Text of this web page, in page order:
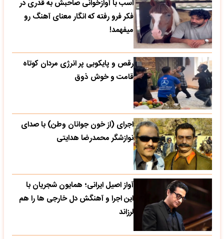
اسب با آوازخوانی صاحبش به قدری در
فکر فرو رفته که انگار معنای آهنگ رو
میفهمد!
رقص و پایکوبی پر انرژی مردان کوتاه
قامت و خوش ذوق
اجرای (از خون جوانان وطن) با صدای
نوازشگر محمدرضا هدایتی
آواز اصیل ایرانی؛ همایون شجریان با
این اجرا و آهنگش دل خارجی ها را هم
لرزاند